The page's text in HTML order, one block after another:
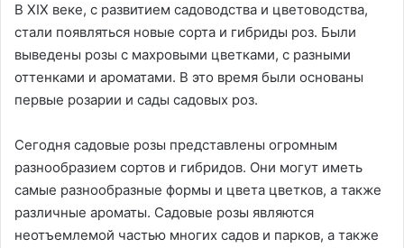
В XIX веке, с развитием садоводства и цветоводства,
стали появляться новые сорта и гибриды роз. Были
выведены розы с махровыми цветками, с разными
оттенками и ароматами. В это время были основаны
первые розарии и сады садовых роз.
Сегодня садовые розы представлены огромным
разнообразием сортов и гибридов. Они могут иметь
самые разнообразные формы и цвета цветков, а также
различные ароматы. Садовые розы являются
неотъемлемой частью многих садов и парков, а также